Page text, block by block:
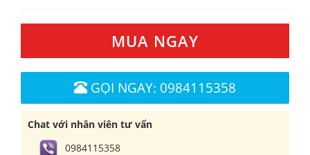
MUA NGAY
GỌI NGAY: 0984115358
Chat với nhân viên tư vấn
0984115358